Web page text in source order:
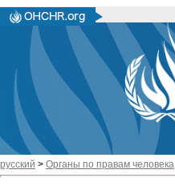
русский > Органы по правам человека